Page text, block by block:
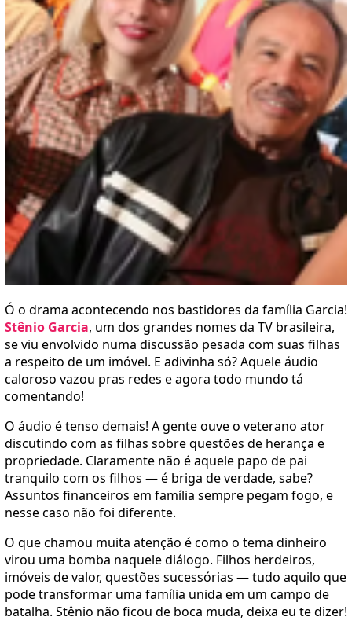
Ó o drama acontecendo nos bastidores da família Garcia!
Stênio Garcia, um dos grandes nomes da TV brasileira,
se viu envolvido numa discussão pesada com suas filhas
a respeito de um imóvel. E adivinha só? Aquele áudio
caloroso vazou pras redes e agora todo mundo tá
comentando!
O áudio é tenso demais! A gente ouve o veterano ator
discutindo com as filhas sobre questões de herança e
propriedade. Claramente não é aquele papo de pai
tranquilo com os filhos — é briga de verdade, sabe?
Assuntos financeiros em família sempre pegam fogo, e
nesse caso não foi diferente.
O que chamou muita atenção é como o tema dinheiro
virou uma bomba naquele diálogo. Filhos herdeiros,
imóveis de valor, questões sucessórias — tudo aquilo que
pode transformar uma família unida em um campo de
batalha. Stênio não ficou de boca muda, deixa eu te dizer!